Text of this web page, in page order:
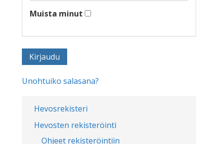
Hevosrekisteri
Hevosten rekisteröinti
Ohjeet rekisteröintiin
Muista minut
Unohtuiko salasana?